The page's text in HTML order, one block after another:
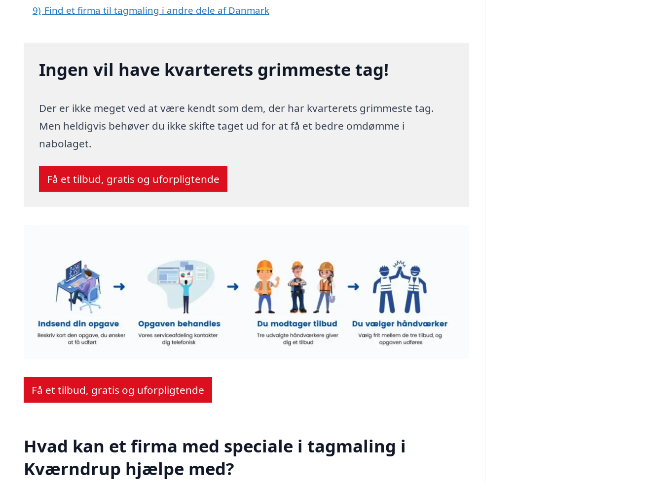
9) Find et firma til tagmaling i andre dele af Danmark
Ingen vil have kvarterets grimmeste tag!
Der er ikke meget ved at være kendt som dem, der har kvarterets grimmeste tag.
Men heldigvis behøver du ikke skifte taget ud for at få et bedre omdømme i
nabolaget.
Få et tilbud, gratis og uforpligtende
Få et tilbud, gratis og uforpligtende
Hvad kan et firma med speciale i tagmaling i
Kværndrup hjælpe med?